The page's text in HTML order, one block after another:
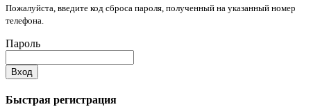
Пожалуйста, введите код сброса пароля, полученный на указанный номер
телефона.
Пароль
Вход
Быстрая регистрация